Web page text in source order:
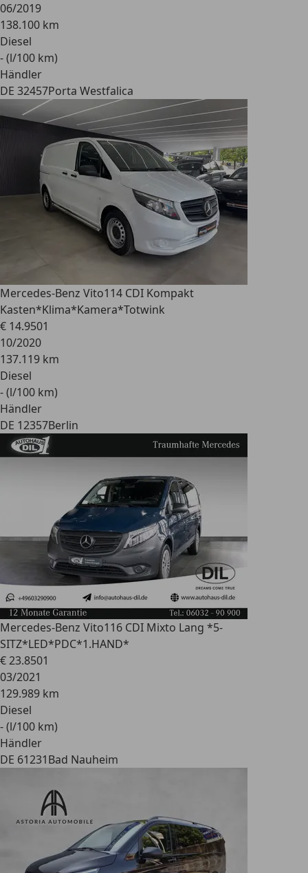
06/2019
138.100 km
Diesel
- (l/100 km)
Händler
DE 32457Porta Westfalica
Mercedes-Benz Vito114 CDI Kompakt
Kasten*Klima*Kamera*Totwink
€ 14.9501
10/2020
137.119 km
Diesel
- (l/100 km)
Händler
DE 12357Berlin
Mercedes-Benz Vito116 CDI Mixto Lang *5-
SITZ*LED*PDC*1.HAND*
€ 23.8501
03/2021
129.989 km
Diesel
- (l/100 km)
Händler
DE 61231Bad Nauheim